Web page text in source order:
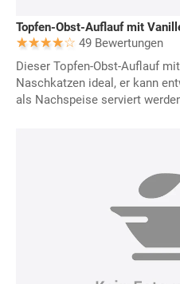
Topfen-Obst-Auflauf mit
49 Bewertungen
Dieser Topfen-Obst-Auflauf
Naschkatzen ideal, er kann
als Nachspeise serviert